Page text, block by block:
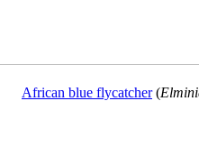
African blue flycatcher(